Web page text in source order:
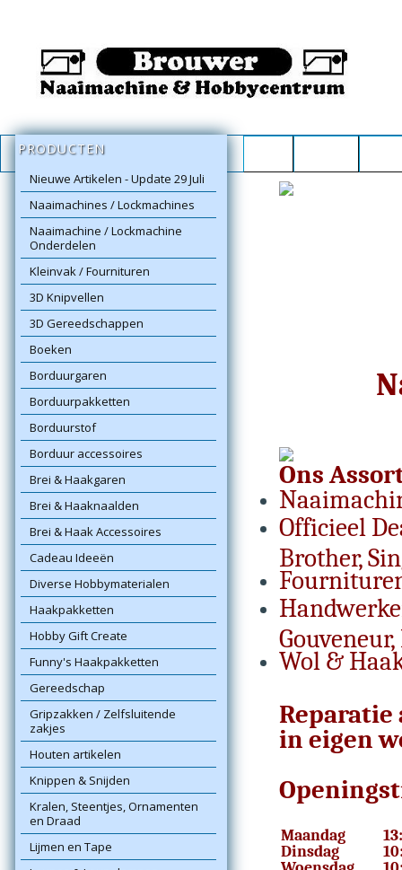
PRODUCTEN
Nieuwe Artikelen - Update 29 Juli
Naaimachines / Lockmachines
Naaimachine / Lockmachine
Onderdelen
Kleinvak / Fournituren
3D Knipvellen
3D Gereedschappen
Boeken
Borduurgaren
Borduurpakketten
Borduurstof
Borduur accessoires
Brei & Haakgaren
Brei & Haaknaalden
Brei & Haak Accessoires
Cadeau Ideeën
Diverse Hobbymaterialen
Haakpakketten
Hobby Gift Create
Funny's Haakpakketten
Gereedschap
Gripzakken / Zelfsluitende
zakjes
Houten artikelen
Knippen & Snijden
Kralen, Steentjes, Ornamenten
en Draad
Lijmen en Tape
Ons
Officieel
Brother,
Gouveneur,
Wol &
Reparatie
in eigen
Maandag
Dinsdag